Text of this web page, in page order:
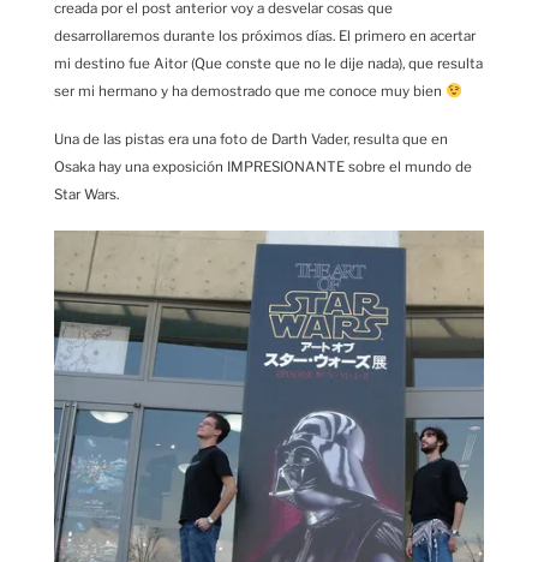
creada por el post anterior voy a desvelar cosas que
desarrollaremos durante los próximos días. El primero en acertar
mi destino fue Aitor (Que conste que no le dije nada), que resulta
ser mi hermano y ha demostrado que me conoce muy bien
Una de las pistas era una foto de Darth Vader, resulta que en
Osaka hay una exposición IMPRESIONANTE sobre el mundo de
Star Wars.